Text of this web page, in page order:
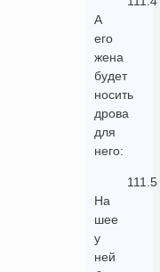
А
его
жена
будет
носить
дрова
для
него:
111.5
На
шее
у
ней